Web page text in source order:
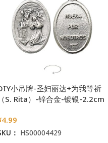
小吊牌-圣妇丽达+为我等祈
（S. Rita）-锌合金-镀银-2.2cm
4.99
： HS00004429